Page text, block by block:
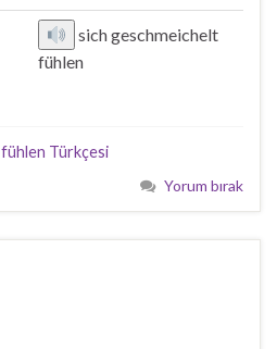
sich geschmeichelt
fühlen
fühlen Türkçesi
Yorum bırak